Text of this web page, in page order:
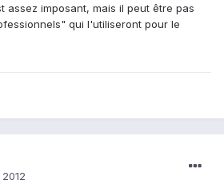
assez imposant, mais il peut être pas
qui l'utiliseront pour le